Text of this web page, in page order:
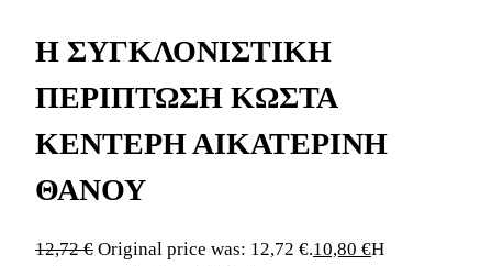
Η ΣΥΓΚΛΟΝΙΣΤΙΚΗ
ΠΕΡΙΠΤΩΣΗ ΚΩΣΤΑ
ΚΕΝΤΕΡΗ ΑΙΚΑΤΕΡΙΝΗ
ΘΑΝΟΥ
12,72€ Original price was: 12,72 €.10,80 €Η